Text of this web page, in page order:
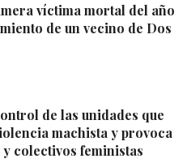
víctima mortal del año
de un vecino de Dos
de las unidades que
machista y provoca
colectivos feministas